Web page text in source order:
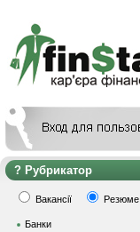
Рубрикатор
Вакансії Резюме
Банки